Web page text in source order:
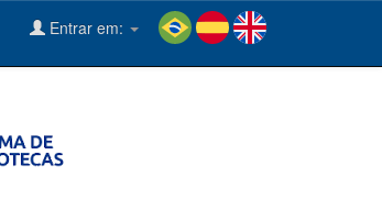
Entrar em: